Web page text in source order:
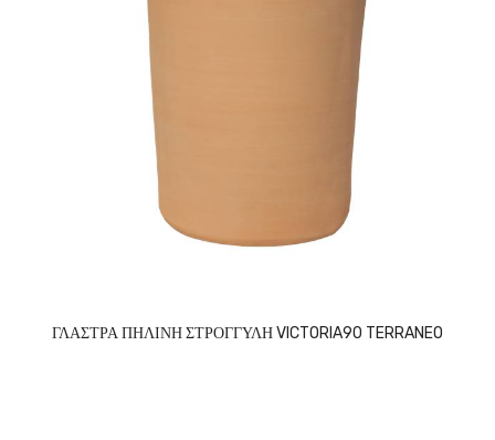
ΓΛΑΣΤΡΑ ΠΗΛΙΝΗ ΣΤΡΟΓΓΥΛΗ VICTORIA90 TERRANEO